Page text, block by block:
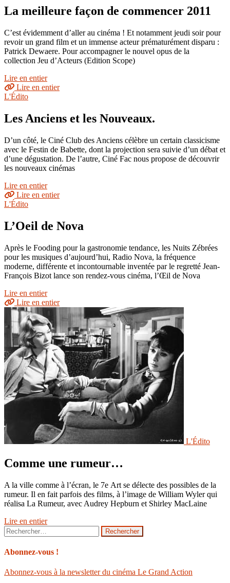
La meilleure façon de commencer 2011
C’est évidemment d’aller au cinéma ! Et notamment jeudi soir pour
revoir un grand film et un immense acteur prématurément disparu :
Patrick Dewaere. Pour accompagner le nouvel opus de la
collection Jeu d’Acteurs (Edition Scope)
Lire en entier
Lire en entier
L'Édito
Les Anciens et les Nouveaux.
D’un côté, le Ciné Club des Anciens célèbre un certain classicisme
avec le Festin de Babette, dont la projection sera suivie d’un débat et
d’une dégustation. De l’autre, Ciné Fac nous propose de découvrir
les nouveaux cinémas
Lire en entier
Lire en entier
L'Édito
L’Oeil de Nova
Après le Fooding pour la gastronomie tendance, les Nuits Zébrées
pour les musiques d’aujourd’hui, Radio Nova, la fréquence
moderne, différente et incontournable inventée par le regretté Jean-
François Bizot lance son rendez-vous cinéma, l’Œil de Nova
Lire en entier
Lire en entier
L'Édito
Comme une rumeur…
A la ville comme à l’écran, le 7e Art se délecte des possibles de la
rumeur. Il en fait parfois des films, à l’image de William Wyler qui
réalisa La Rumeur, avec Audrey Hepburn et Shirley MacLaine
Lire en entier
Rechercher :
Abonnez-vous !
Abonnez-vous à la newsletter du cinéma Le Grand Action